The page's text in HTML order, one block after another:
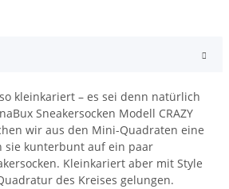
kleinkariert – es sei denn natürlich
Sneakersocken Modell CRAZY
wir aus den Mini-Quadraten eine
sie kunterbunt auf ein paar
Kleinkariert aber mit Style
des Kreises gelungen.